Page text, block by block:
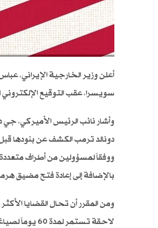
أعلن وزير الخارجية الإيراني،
سويسرا، عقب التوقيع الإلكتروني
وأشار نائب الرئيس الأميركي،
دونالد ترمب الكشف عن بنودها
ووفقاً لمسؤولين من أطراف
بالإضافة إلى إعادة فتح مضيق
ومن المقرر أن تحال القضايا
لاحقة تستمر لمدة 60 يوماً لصياغة التفاصيل النهائية للاتفاق.